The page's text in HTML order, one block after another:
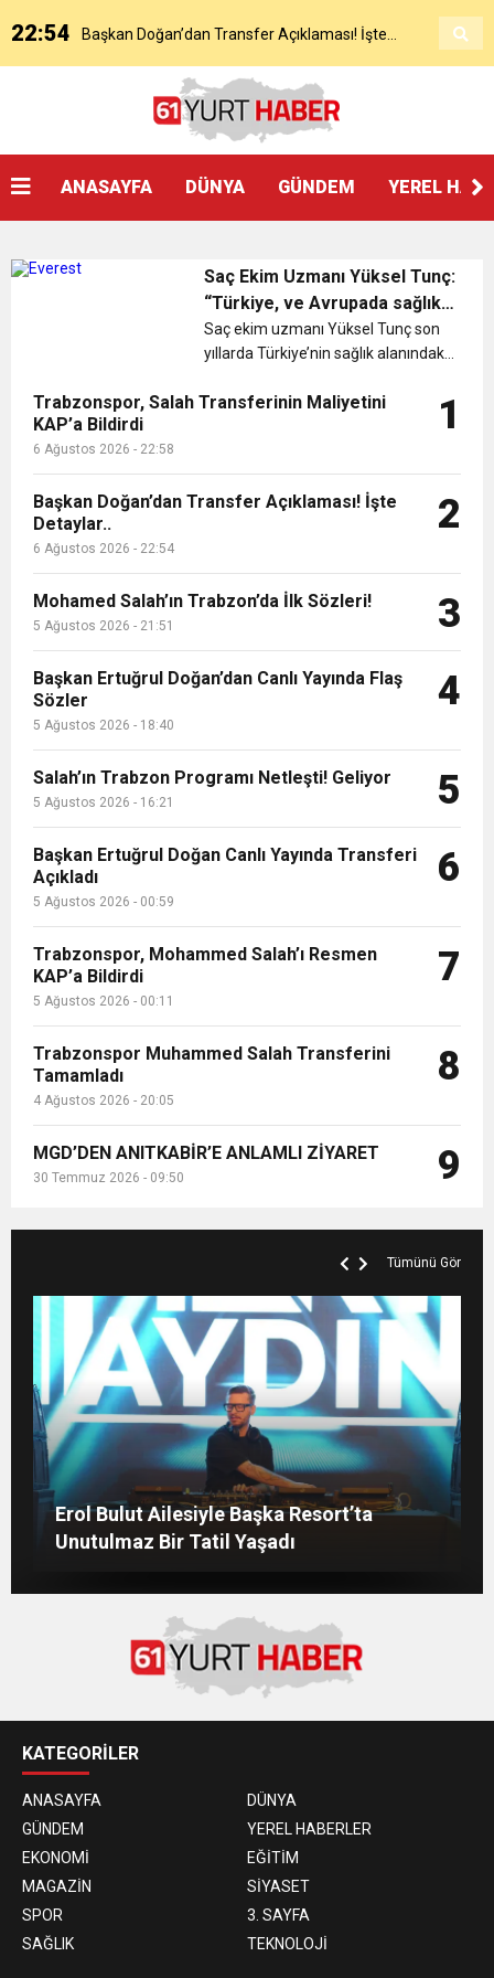
KAP’a Bildirdi
22:54 Başkan Doğan’dan Transfer Açıklaması! İşte
Mohamed Salah’ın Trabzon’da İlk Sözleri!
Başkan Ertuğrul Doğan Canlı Yayında Transferi
Trabzonspor, Mohammed Salah’ı Resmen KAP’a
Bildirdi
20:05 Trabzonspor Muhammed Salah Transferini
Tamamladı
9:50 MGD’DEN ANITKABİR’E ANLAMLI ZİYARET
18:59
22:58 Trabzonspor, Salah Transferinin Maliyetini
KAP’a Bildirdi
ANASAYFA DÜNYA GÜNDEM YEREL
Saç Ekim Uzmanı Yüksel Tunç:
“Türkiye, ve Avrupada sağlık
turizminde ilk sırada yer alıyor.
Saç ekim uzmanı Yüksel Tunç son
yıllarda Türkiye’nin sağlık alanındaki
ve cerrahi hizmetlerini dünya
Trabzonspor, Salah Transferinin Maliyetini
KAP’a Bildirdi
6 Ağustos 2026 - 22:58
1
Başkan Doğan’dan Transfer Açıklaması! İşte
Detaylar..
6 Ağustos 2026 - 22:54
2
Mohamed Salah’ın Trabzon’da İlk Sözleri!
5 Ağustos 2026 - 21:51 3
Başkan Ertuğrul Doğan’dan Canlı Yayında Flaş
Sözler
5 Ağustos 2026 - 18:40
4
Salah’ın Trabzon Programı Netleşti! Geliyor
5 Ağustos 2026 - 16:21 5
Başkan Ertuğrul Doğan Canlı Yayında Transferi
Açıkladı
5 Ağustos 2026 - 00:59
6
Trabzonspor, Mohammed Salah’ı Resmen
KAP’a Bildirdi
5 Ağustos 2026 - 00:11
7
Trabzonspor Muhammed Salah Transferini
Tamamladı
4 Ağustos 2026 - 20:05
8
MGD’DEN ANITKABİR’E ANLAMLI ZİYARET
30 Temmuz 2026 - 09:50 9
Tümünü Gör
Gülben Ergen’den Kıbrıs’ta Yapay Zekâ
Çıkışı
Erol Bulut Ailesiyle Başka Resort’ta
Unutulmaz Bir Tatil Yaşadı
DND Cyprus ve DND Larnaka Gençler
Birliği, Başarılı Sezonun Ardından İskele
İZMİRLİ GÜZEL MANKENİN KULİSLERİ
HAREKETLENDİ: YENİ PROJELER YOLDA!
KATEGORİLER
ANASAYFA
DÜNYA
GÜNDEM
YEREL HABERLER
EKONOMİ
EĞİTİM
MAGAZİN
SİYASET
SPOR
3. SAYFA
SAĞLIK
TEKNOLOJİ